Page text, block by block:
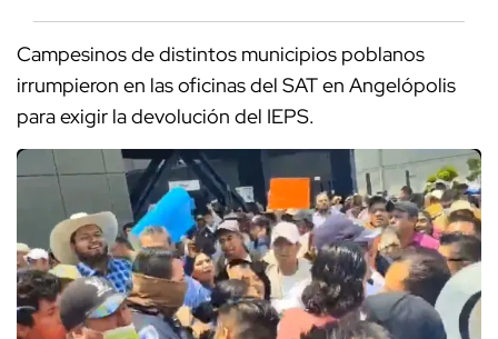
Campesinos de distintos municipios poblanos
irrumpieron en las oficinas del SAT en Angelópolis
para exigir la devolución del IEPS.